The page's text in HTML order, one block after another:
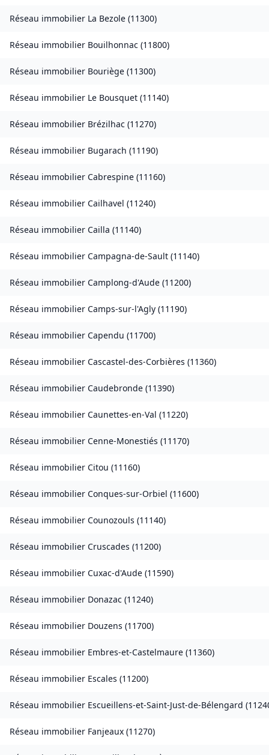
Réseau immobilier La Bezole (11300)
Réseau immobilier Bouilhonnac (11800)
Réseau immobilier Bouriège (11300)
Réseau immobilier Le Bousquet (11140)
Réseau immobilier Brézilhac (11270)
Réseau immobilier Bugarach (11190)
Réseau immobilier Cabrespine (11160)
Réseau immobilier Cailhavel (11240)
Réseau immobilier Cailla (11140)
Réseau immobilier Campagna-de-Sault (11140)
Réseau immobilier Camplong-d'Aude (11200)
Réseau immobilier Camps-sur-l'Agly (11190)
Réseau immobilier Capendu (11700)
Réseau immobilier Cascastel-des-Corbières (11360)
Réseau immobilier Caudebronde (11390)
Réseau immobilier Caunettes-en-Val (11220)
Réseau immobilier Cenne-Monestiés (11170)
Réseau immobilier Citou (11160)
Réseau immobilier Conques-sur-Orbiel (11600)
Réseau immobilier Counozouls (11140)
Réseau immobilier Cruscades (11200)
Réseau immobilier Cuxac-d'Aude (11590)
Réseau immobilier Donazac (11240)
Réseau immobilier Douzens (11700)
Réseau immobilier Embres-et-Castelmaure (11360)
Réseau immobilier Escales (11200)
Réseau immobilier Escueillens-et-Saint-Just-de-Bélengard (
Réseau immobilier Fanjeaux (11270)